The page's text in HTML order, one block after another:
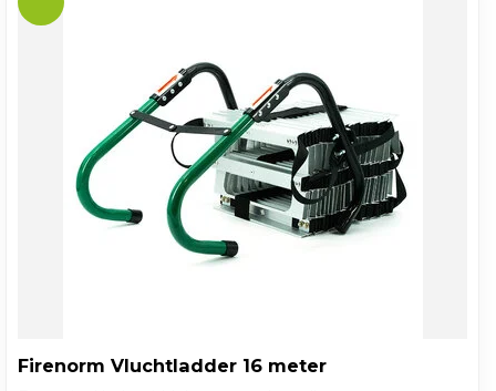
Firenorm Vluchtladder 16 meter